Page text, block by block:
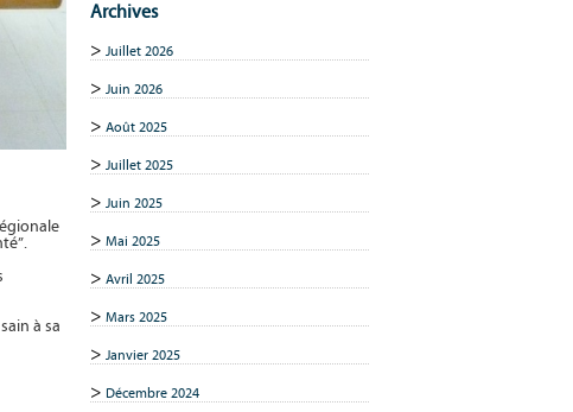
à sa
Archives
Juillet 2026
Juin 2026
Août 2025
Juillet 2025
Juin 2025
Mai 2025
Avril 2025
Mars 2025
Janvier 2025
Décembre 2024